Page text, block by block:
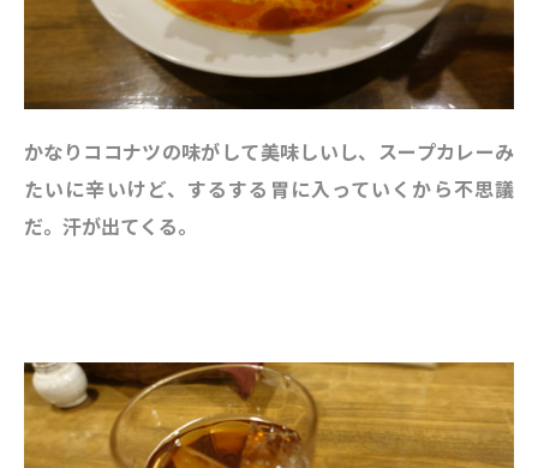
かなりココナツの味がして美味しいし、スープカレーみ
たいに辛いけど、するする胃に入っていくから不思議
だ。汗が出てくる。